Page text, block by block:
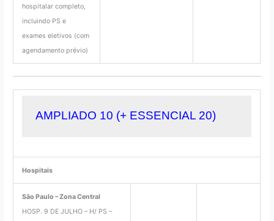
hospitalar completo,
incluindo PS e
exames eletivos (com
agendamento prévio)
AMPLIADO 10 (+ ESSENCIAL 20)
Hospitais
São Paulo – Zona Central
HOSP. 9 DE JULHO – H/ PS –